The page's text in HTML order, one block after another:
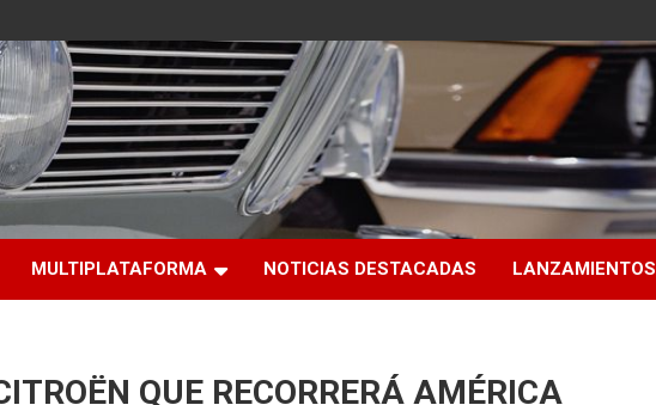
el sector automotriz
MULTIPLATAFORMA NOTICIAS DESTACADAS LANZAMIENTOS
QUE RECORRERÁ AMÉRICA